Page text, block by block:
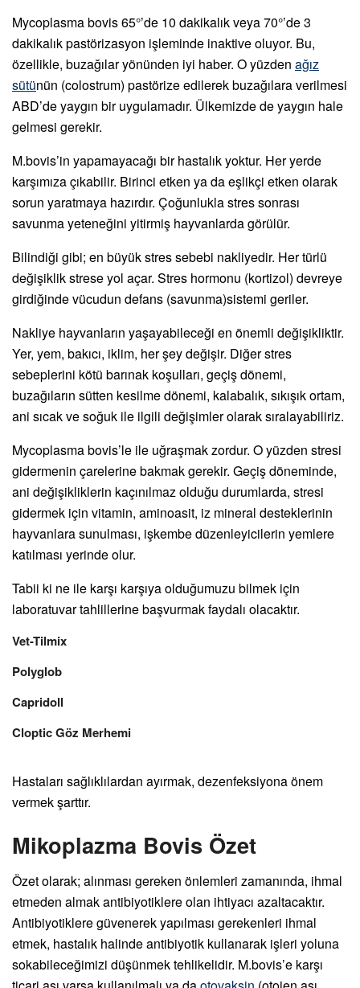
Mycoplasma bovis 65°’de 10 dakikalık veya 70°’de 3
dakikalık pastörizasyon işleminde inaktive oluyor. Bu,
özellikle, buzağılar yönünden iyi haber. O yüzden ağız
sütünün (colostrum) pastörize edilerek buzağılara verilmesi
ABD’de yaygın bir uygulamadır. Ülkemizde de yaygın hale
gelmesi gerekir.
M.bovis’in yapamayacağı bir hastalık yoktur. Her yerde
karşımıza çıkabilir. Birinci etken ya da eşlikçi etken olarak
sorun yaratmaya hazırdır. Çoğunlukla stres sonrası
savunma yeteneğini yitirmiş hayvanlarda görülür.
Bilindiği gibi; en büyük stres sebebi nakliyedir. Her türlü
değişiklik strese yol açar. Stres hormonu (kortizol) devreye
girdiğinde vücudun defans (savunma)sistemi geriler.
Nakliye hayvanların yaşayabileceği en önemli değişikliktir.
Yer, yem, bakıcı, iklim, her şey değişir. Diğer stres
sebeplerini kötü barınak koşulları, geçiş dönemi,
buzağıların sütten kesilme dönemi, kalabalık, sıkışık ortam,
ani sıcak ve soğuk ile ilgili değişimler olarak sıralayabiliriz.
Mycoplasma bovis’le ile uğraşmak zordur. O yüzden stresi
gidermenin çarelerine bakmak gerekir. Geçiş döneminde,
ani değişikliklerin kaçınılmaz olduğu durumlarda, stresi
gidermek için vitamin, aminoasit, iz mineral desteklerinin
hayvanlara sunulması, işkembe düzenleyicilerin yemlere
katılması yerinde olur.
Tabii ki ne ile karşı karşıya olduğumuzu bilmek için
laboratuvar tahlillerine başvurmak faydalı olacaktır.
Vet-Tilmix
Polyglob
Capridoll
Cloptic Göz Merhemi
Hastaları sağlıklılardan ayırmak, dezenfeksiyona önem
vermek şarttır.
Mikoplazma Bovis Özet
Özet olarak; alınması gereken önlemleri zamanında, ihmal
etmeden almak antibiyotiklere olan ihtiyacı azaltacaktır.
Antibiyotiklere güvenerek yapılması gerekenleri ihmal
etmek, hastalık halinde antibiyotik kullanarak işleri yoluna
sokabileceğimizi düşünmek tehlikelidir. M.bovis’e karşı